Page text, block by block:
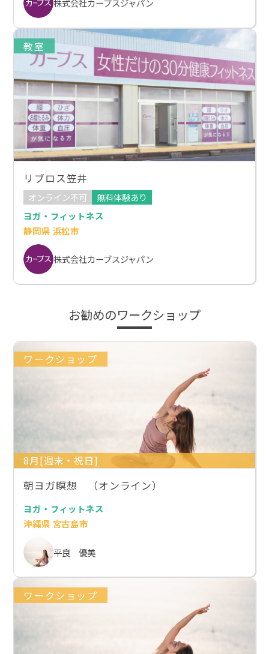
株式会社カーブスジャパン
教室
リブロス笠井
オンライン不可
無料体験あり
ヨガ・フィットネス
静岡県 浜松市
株式会社カーブスジャパン
お勧めのワークショップ
ワークショップ
8月[週末・祝日]
朝ヨガ瞑想 （オンライン）
ヨガ・フィットネス
沖縄県 宮古島市
平良 優美
ワークショップ